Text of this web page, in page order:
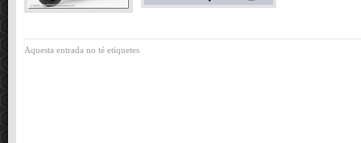
Aquesta entrada no té etiquetes